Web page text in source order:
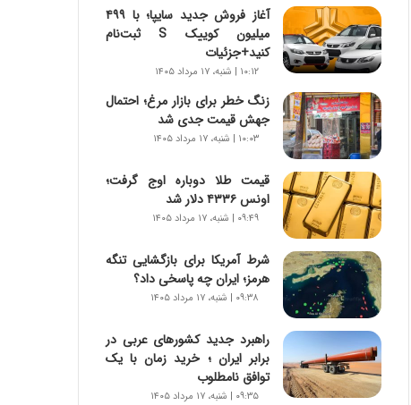
و
د
ر
و
ر
و
ش
ن
س
ت
|
ر
ن
ا
م
ه
ج
د
ی
آغاز فروش جدید سایپا؛ با ۴۹۹
میلیون کوییک S ثبت‌نام
کنید+جزئیات
۱۰:۱۲ | شنبه، ۱۷ مرداد ۱۴۰۵
زنگ خطر برای بازار مرغ؛ احتمال
جهش قیمت جدی شد
۱۰:۰۳ | شنبه، ۱۷ مرداد ۱۴۰۵
قیمت طلا دوباره اوج گرفت؛
اونس ۴۳۳۶ دلار شد
۰۹:۴۹ | شنبه، ۱۷ مرداد ۱۴۰۵
شرط آمریکا برای بازگشایی تنگه
هرمز؛ ایران چه پاسخی داد؟
۰۹:۳۸ | شنبه، ۱۷ مرداد ۱۴۰۵
راهبرد جدید کشورهای عربی در
برابر ایران ؛ خرید زمان با یک
توافق نامطلوب
۰۹:۳۵ | شنبه، ۱۷ مرداد ۱۴۰۵